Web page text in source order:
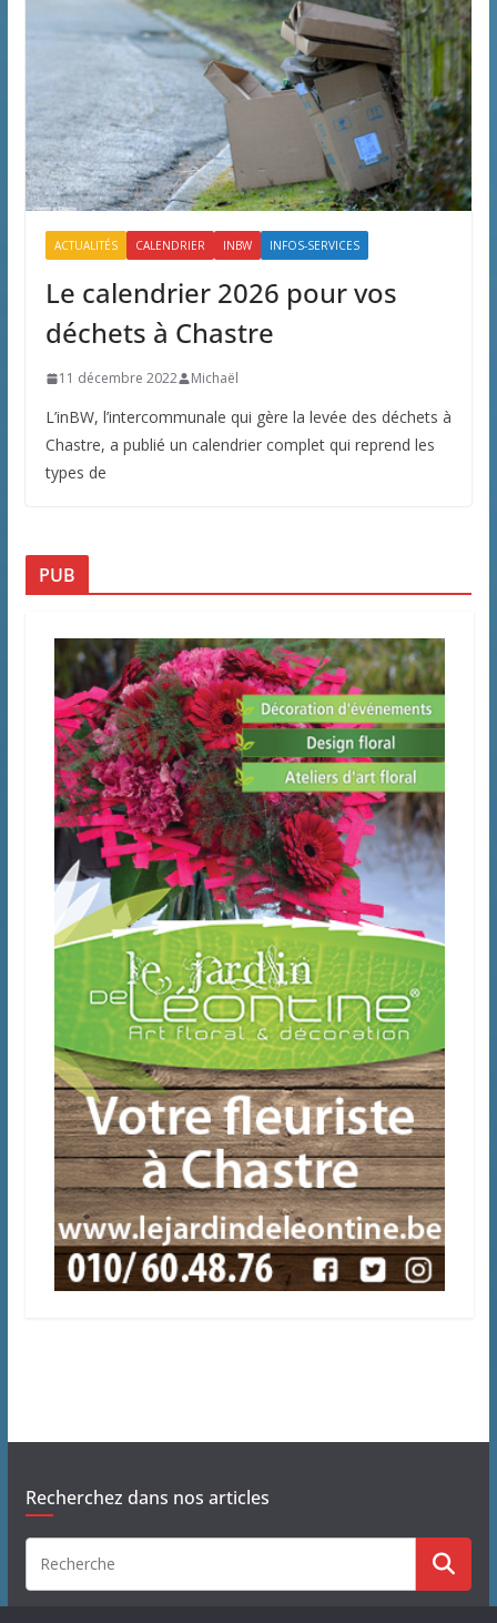
ACTUALITÉS CALENDRIER INBW INFOS-SERVICES
Le calendrier 2026 pour vos
déchets à Chastre
11 décembre 2022 Michaël
L’inBW, l’intercommunale qui gère la levée des déchets à
Chastre, a publié un calendrier complet qui reprend les
types de
PUB
Recherchez dans nos articles